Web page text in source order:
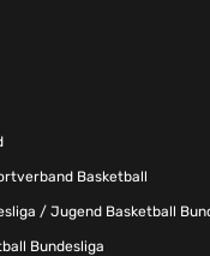
Basketball
/ Jugend Basketball
Bundesliga